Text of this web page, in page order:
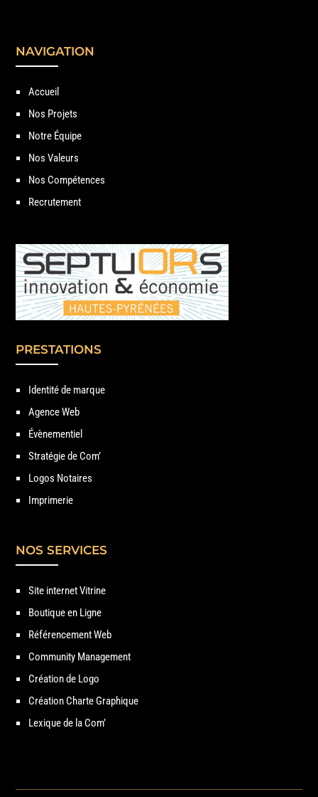
NAVIGATION
Accueil
Nos Projets
Notre Équipe
Nos Valeurs
Nos Compétences
Recrutement
PRESTATIONS
Identité de marque
Agence Web
Évènementiel
Stratégie de Com’
Logos Notaires
Imprimerie
NOS SERVICES
Site internet Vitrine
Boutique en Ligne
Référencement Web
Community Management
Création de Logo
Création Charte Graphique
Lexique de la Com’